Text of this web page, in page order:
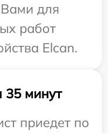
для
работ
Elcan.
35 минут
приедет по